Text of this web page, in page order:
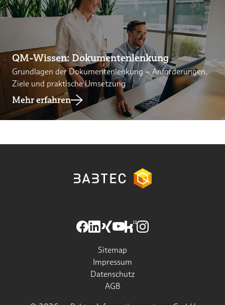
QM-Wissen: Dokumentenlenkung
Grundlagen der Dokumentenlenkung – Anforderungen,
Ziele und praktische Umsetzung
Mehr erfahren
Sitemap
Impressum
Datenschutz
AGB